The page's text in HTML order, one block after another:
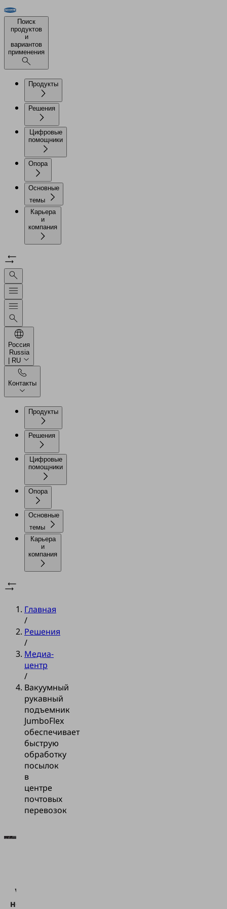
Поиск
продуктов
и
вариантов
применения
Продукты
Решения
Цифровые
помощники
Опора
Основные
темы
Карьера
и
компания
Россия
Russia
| RU
Контакты
Продукты
Решения
Цифровые
помощники
Опора
Основные
темы
Карьера
и
компания
Главная
/
Решения
/
Медиа-
центр
/
Вакуумный
рукавный
подъемник
JumboFlex
обеспечивает
быструю
обработку
посылок
в
центре
почтовых
перевозок
Vimeo нам
необходимо